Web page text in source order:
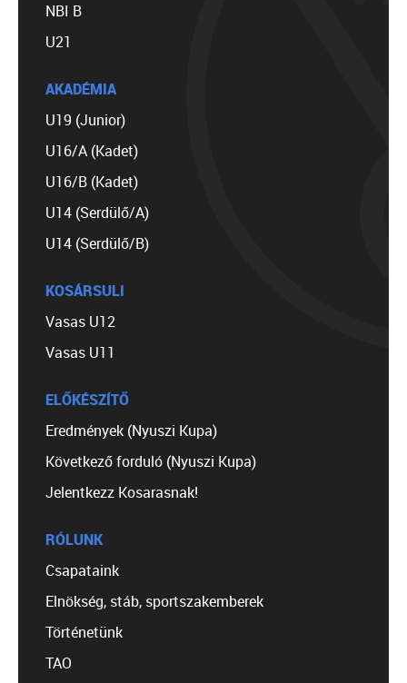
NBI B
U21
AKADÉMIA
U19 (Junior)
U16/A (Kadet)
U16/B (Kadet)
U14 (Serdülő/A)
U14 (Serdülő/B)
KOSÁRSULI
Vasas U12
Vasas U11
ELŐKÉSZÍTŐ
Eredmények (Nyuszi Kupa)
Következő forduló (Nyuszi Kupa)
Jelentkezz Kosarasnak!
RÓLUNK
Csapataink
Elnökség, stáb, sportszakemberek
Történetünk
TAO